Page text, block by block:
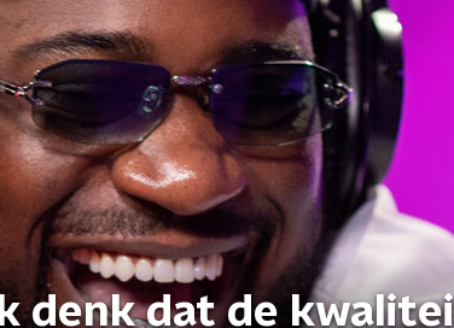
denk dat de